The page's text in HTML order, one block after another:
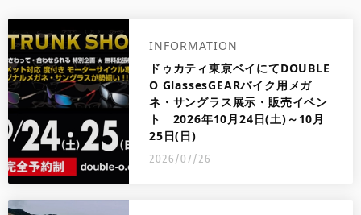
整備予約
INFORMATION
ドゥカティ東京ベイにてDOUBLE
O GlassesGEARバイク用メガ
ネ・サングラス展示・販売イベン
ト 2026年10月24日(土)～10月
25日(日)
2026/07/26